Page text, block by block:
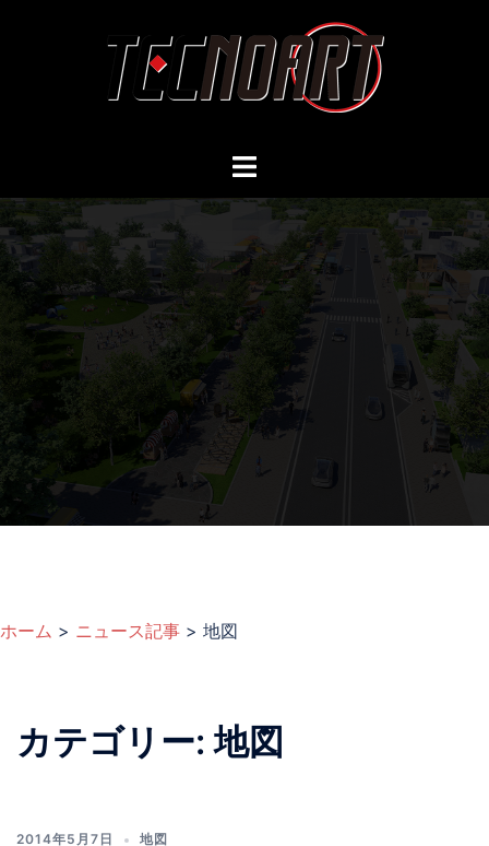
キ
ッ
プ
ホーム > ニュース記事 > 地図
カテゴリー:地図
2014年5月7日 地図